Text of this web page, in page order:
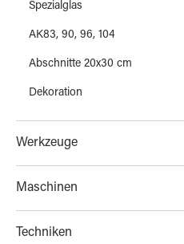
Spezialglas
AK83, 90, 96, 104
Abschnitte 20x30 cm
Dekoration
Werkzeuge
Maschinen
Techniken